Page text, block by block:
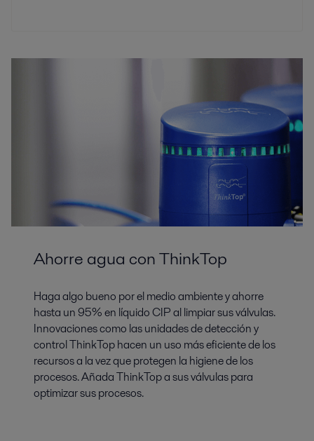
Ahorre agua con ThinkTop
Haga algo bueno por el medio ambiente y ahorre
hasta un 95% en líquido CIP al limpiar sus válvulas.
Innovaciones como las unidades de detección y
control ThinkTop hacen un uso más eficiente de los
recursos a la vez que protegen la higiene de los
procesos. Añada ThinkTop a sus válvulas para
optimizar sus procesos.